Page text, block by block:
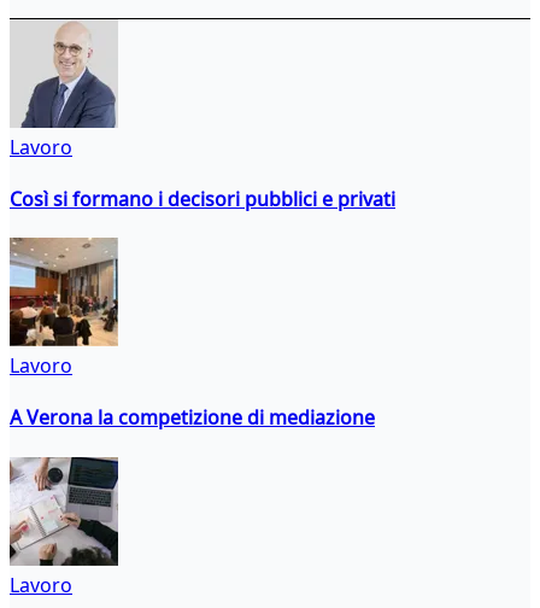
Lavoro
Così si formano i decisori pubblici e privati
Lavoro
A Verona la competizione di mediazione
Lavoro